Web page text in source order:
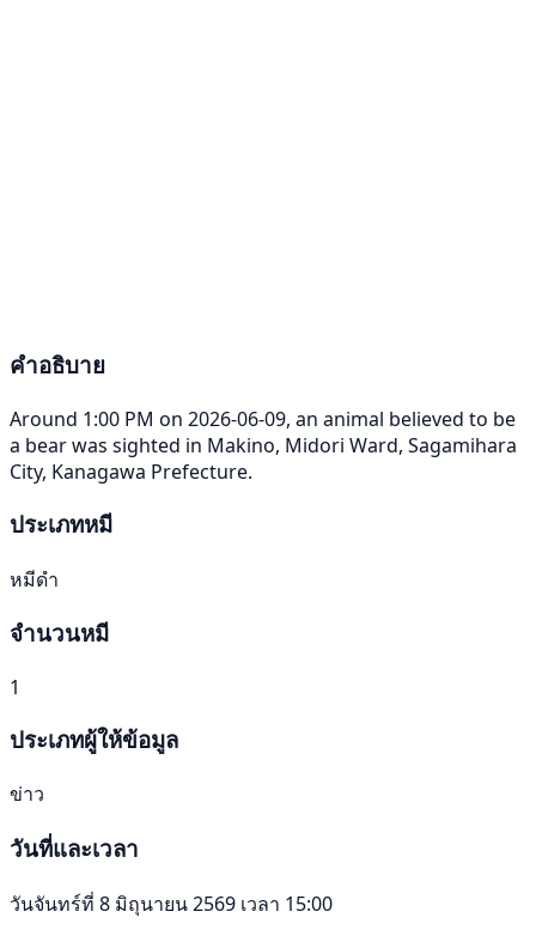
คำอธิบาย
Around 1:00 PM on 2026-06-09, an animal believed to be
a bear was sighted in Makino, Midori Ward, Sagamihara
City, Kanagawa Prefecture.
ประเภทหมี
หมีดำ
จำนวนหมี
1
ประเภทผู้ให้ข้อมูล
ข่าว
วันที่และเวลา
วันจันทร์ที่ 8 มิถุนายน 2569 เวลา 15:00